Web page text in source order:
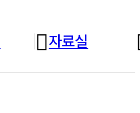
자료실